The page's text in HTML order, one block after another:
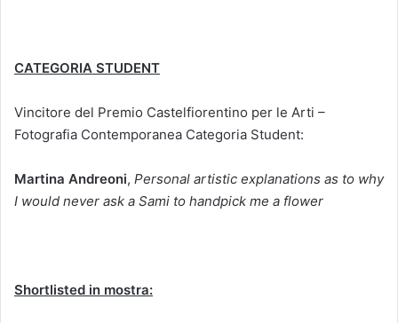
CATEGORIA STUDENT
Vincitore del Premio Castelfiorentino per le Arti –
Fotografia Contemporanea Categoria Student:
Martina Andreoni, Personal artistic explanations as to why
I would never ask a Sami to handpick me a flower
Shortlisted in mostra: